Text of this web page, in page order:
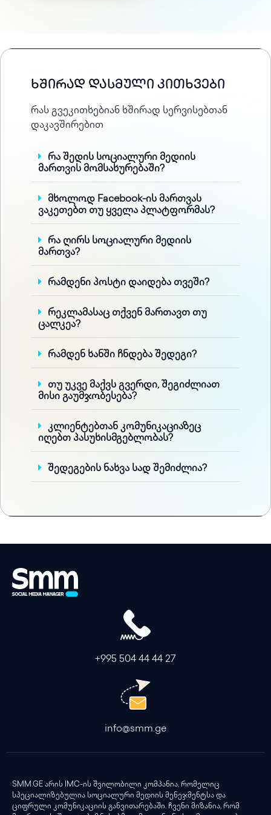
ხშირად დასმული კითხვები
რას გვეკითხებიან ხშირად სერვისებთან
დაკავშირებით
რა შედის სოციალური მედიის
მართვის მომსახურებაში?
მხოლოდ Facebook-ის მართვას
ვაკეთებთ თუ ყველა პლატფორმას?
რა ღირს სოციალური მედიის
მართვა?
რამდენი პოსტი დაიდება თვეში?
რეკლამასაც თქვენ მართავთ თუ
ცალკეა?
რამდენ ხანში ჩნდება შედეგი?
თუ უკვე მაქვს გვერდი, შეგიძლიათ
მისი გაუმჯობესება?
კლიენტებთან კომუნიკაციაზეც
იღებთ პასუხისმგებლობას?
შედეგების ნახვა სად შემიძლია?
+995 504 44 44 27
info@smm.ge
SMM.GE არის IMC-ის შვილობილი კომპანია, რომელიც
სპეციალიზებულია სოციალური მედიის მენეჯმენტსა და
ციფრული კომუნიკაციის განვითარებაში. ჩვენი მიზანია, რომ